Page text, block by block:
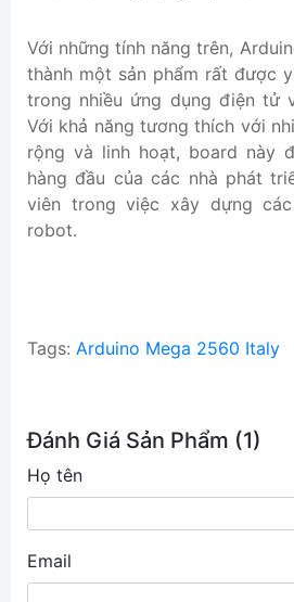
Với những tính năng trên,
thành một sản phẩm rất được
trong nhiều ứng dụng điện tử
Với khả năng tương thích với
rộng và linh hoạt, board này
hàng đầu của các nhà phát
viên trong việc xây dựng
robot.
Tags: Arduino Mega 2560 Italy
Đánh Giá Sản Phẩm (1)
Họ tên
Email